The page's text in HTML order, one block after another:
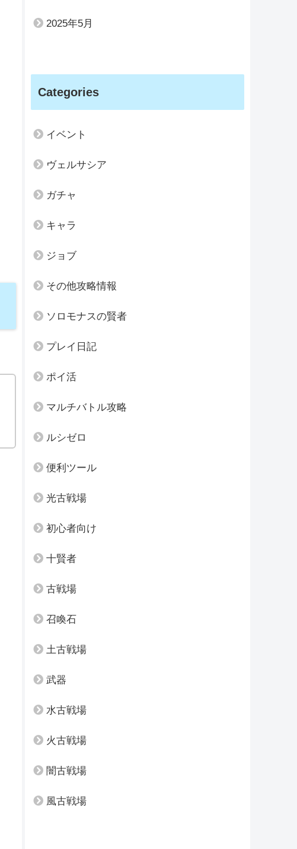
2025年5月
Categories
イベント
ヴェルサシア
ガチャ
キャラ
ジョブ
その他攻略情報
ソロモナスの賢者
プレイ日記
ポイ活
マルチバトル攻略
ルシゼロ
便利ツール
光古戦場
初心者向け
十賢者
古戦場
召喚石
土古戦場
武器
水古戦場
火古戦場
闇古戦場
風古戦場